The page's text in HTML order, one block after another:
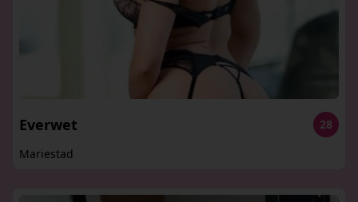
Everwet
28
Mariestad